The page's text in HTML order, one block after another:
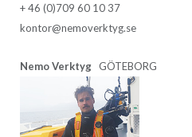
+ 46 (0)709 60 10 37
kontor@nemoverktyg.se
Nemo VerktygGÖTEBORG